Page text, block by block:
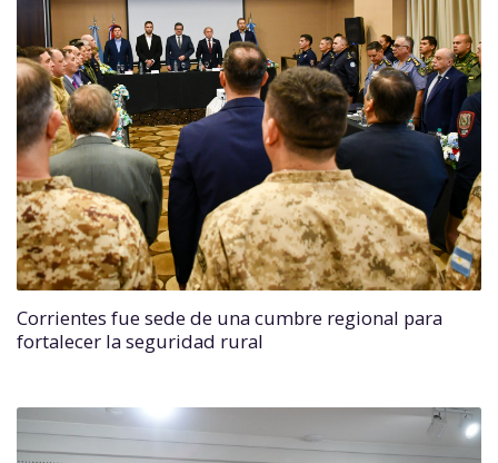
Corrientes fue sede de una cumbre regional para
fortalecer la seguridad rural